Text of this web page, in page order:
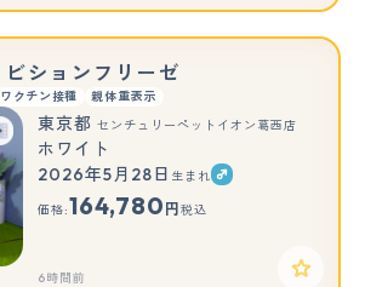
ビションフリーゼ
ワクチン接種 親体重表示
もっと見る
東京都 センチュリーペットイオン葛西店
ホワイト
2026年5月28日 生まれ
価格:164,780 円 税込
6時間前